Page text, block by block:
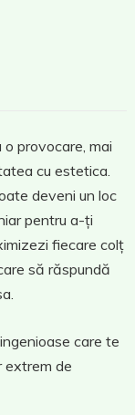
provocare, mai
cu estetica.
deveni un loc
pentru a-ți
fiecare colț
să răspundă
care te
extrem de